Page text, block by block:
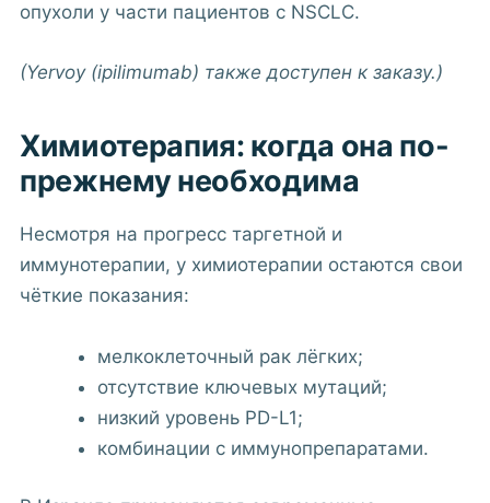
опухоли у части пациентов с NSCLC.
(Yervoy (ipilimumab) также доступен к заказу.)
Химиотерапия: когда она по-
прежнему необходима
Несмотря на прогресс таргетной и
иммунотерапии, у химиотерапии остаются свои
чёткие показания:
мелкоклеточный рак лёгких;
отсутствие ключевых мутаций;
низкий уровень PD-L1;
комбинации с иммунопрепаратами.